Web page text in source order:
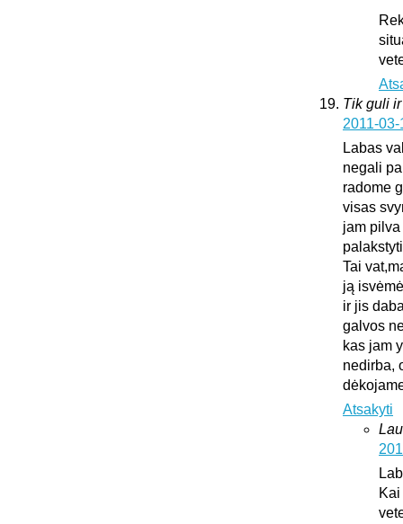
Tik guli
2011-
Labas
negali
radome
visas
jam
Tai
ją
ir jis
galvos
kas jam
nedirba,
Atsakyti